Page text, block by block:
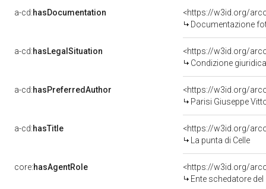
a-cd:hasDocumentation
Documentazione
a-cd:hasLegalSituation
Condizione
a-cd:hasPreferredAuthor
<https://w3id.org/
Parisi Giuseppe
a-cd:hasTitle
<https://w3id.org/
La punta di Celle
core:hasAgentRole
<https://w3id.org/
Ente schedatore